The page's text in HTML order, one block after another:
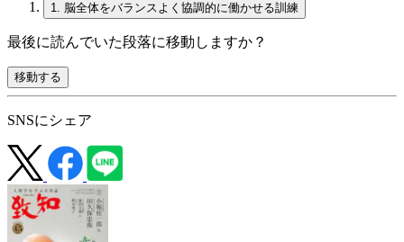
1. 脳全体をバランスよく協調的に働かせる訓練
最後に読んでいた段落に移動しますか？
移動する
SNSにシェア